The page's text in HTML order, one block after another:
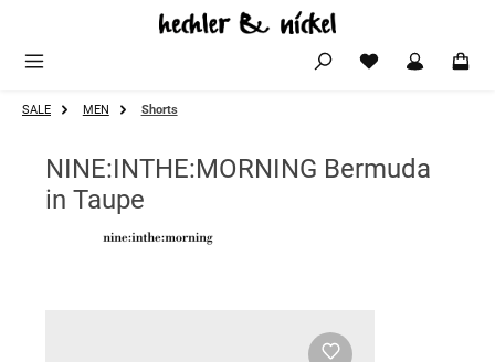
Zum Hauptinhalt springen
SALE MEN Shorts
NINE:INTHE:MORNING Bermuda
in Taupe